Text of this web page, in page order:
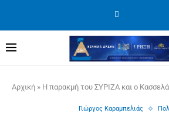
Αρχική » Η παρακμή του ΣΥΡΙΖΑ και ο
Γιώργος Καραμπελιάς